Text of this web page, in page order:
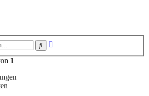
Suche
1